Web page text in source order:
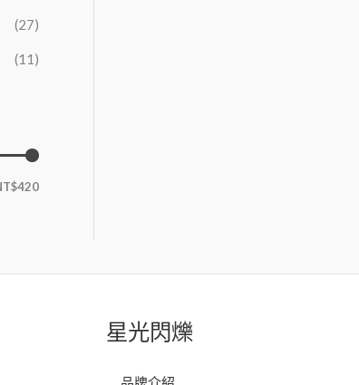
(27)
(11)
星光閃爍